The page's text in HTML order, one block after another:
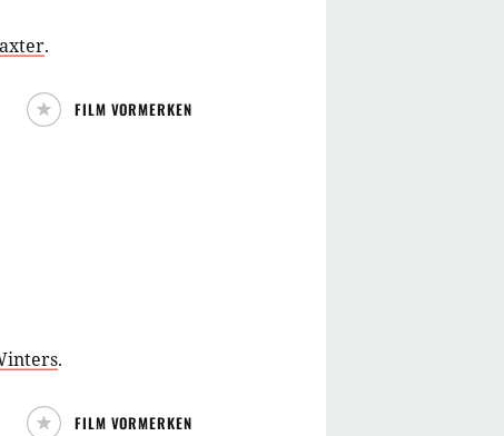
.
FILM VORMERKEN
.
FILM VORMERKEN